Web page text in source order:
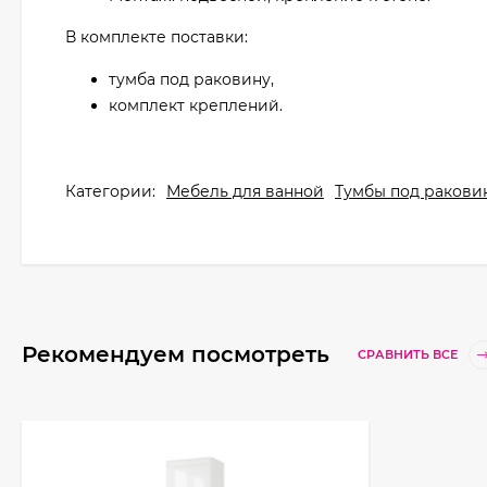
В комплекте поставки:
тумба под раковину,
комплект креплений.
Категории: Мебель для ванной Тумбы под
Рекомендуем посмотреть СРАВНИТЬ ВСЕ